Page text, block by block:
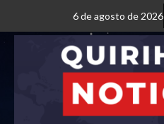
6 de agosto de 2026